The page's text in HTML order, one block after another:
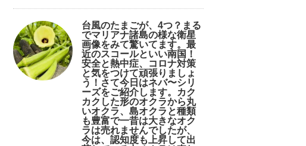
台風のたまごが、4つ？まる
でマリアナ諸島の様な衛星
画像をみて驚いてます。最
近のスコールといい南国！
安全と熱中症、コロナ対策
と気をつけて頑張りましょ
う！さて今日はネバ〜シリ
ーズをご紹介します。カク
カクした形のオクラから丸
いオクラ、島オクラと種類
も豊富で一昔は大きなオク
ラは売れませんでしたが、
今は、認知度も上昇して出